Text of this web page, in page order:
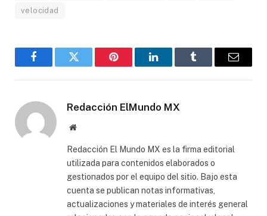
velocidad
FacebookGorjeo Pinterest LinkedInTumblr
Correo
Redacción ElMundo MX
Sitio
Redacción El Mundo MX es la firma editorial
utilizada para contenidos elaborados o
gestionados por el equipo del sitio. Bajo esta
cuenta se publican notas informativas,
actualizaciones y materiales de interés general